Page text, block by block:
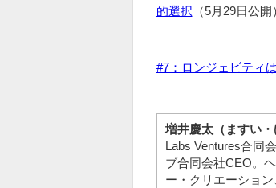
的選択 （5月29日公開）
#7：ロンジェビティ
増井慶太（ますい・
Labs Ventures合同
ブ合同会社CEO。
ー・クリエーショ